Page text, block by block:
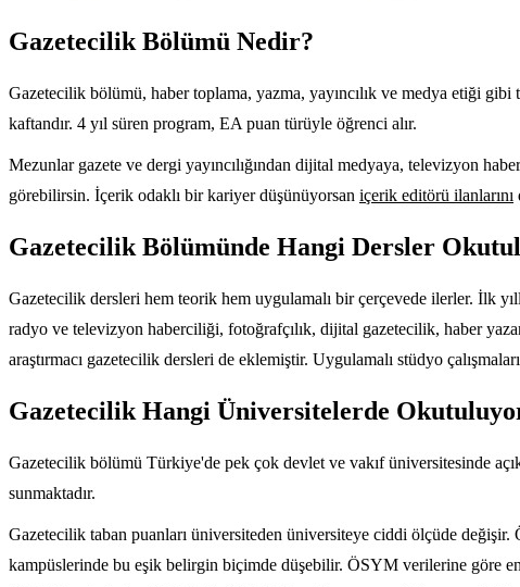
Gazetecilik Bölümü Nedir?
Gazetecilik bölümü, haber toplama, yazma, yayıncılık ve medya etiği
kaftandır. 4 yıl süren program, EA puan türüyle öğrenci alır.
Mezunlar gazete ve dergi yayıncılığından dijital medyaya, televizyon
görebilirsin. İçerik odaklı bir kariyer düşünüyorsan içerik editörü ilanlarını
Gazetecilik Bölümünde Hangi Dersler
Gazetecilik dersleri hem teorik hem uygulamalı bir çerçevede ilerler. İlk
radyo ve televizyon haberciliği, fotoğrafçılık, dijital gazetecilik, haber
araştırmacı gazetecilik dersleri de eklemiştir. Uygulamalı stüdyo
Gazetecilik Hangi Üniversitelerde
Gazetecilik bölümü Türkiye'de pek çok devlet ve vakıf üniversitesinde
sunmaktadır.
Gazetecilik taban puanları üniversiteden üniversiteye ciddi ölçüde
kampüslerinde bu eşik belirgin biçimde düşebilir. ÖSYM verilerine göre